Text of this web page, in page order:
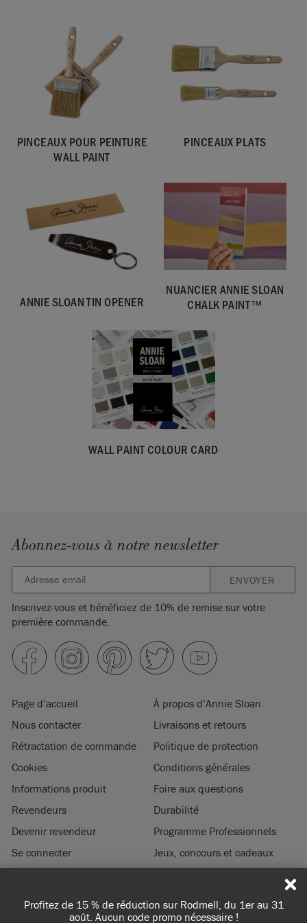
sur Rodmell, du 1er au 31
promo nécessaire !
Livraisons en France,
Livraison gratuite
est suffisant pour couvrir environ 27,5m2. La couverture
dépend de la surface et de l’application.
Éliminer le contenu/récipient dans le lieu d’élimination
conformément à la réglementation locale.
WFRL001.2L01.01
5060621622826
Fabriqué au Royaume-Uni. Importé et distribué dans l’UE par
Annie Sloan Europe GmbH.
PINCEAUX POUR PEINTURE
WALL PAINT
PINCEAUX PLATS
ANNIE SLOAN TIN OPENER
NUANCIER ANNIE SLOAN
CHALK PAINT™
WALL PAINT COLOUR CARD
Abonnez-vous à notre newsletter
ENVOYER
Inscrivez-vous et bénéficiez de 10% de remise sur votre
première commande.
Page d’accueil
À propos d’Annie Sloan
Nous contacter
Livraisons et retours
Rétractation de commande
Politique de protection
Cookies
Conditions générales
Informations produit
Foire aux questions
Revendeurs
Durabilité
Devenir revendeur
Programme Professionnels
Se connecter
Jeux, concours et cadeaux
© 2026 ANNIE SLOAN INTERIORS LTD. ‘CHALK PAINT’ est une marque de
commerce enregistrée de Annie Sloan Interiors Ltd. au US & CAN. ‘ANNIE